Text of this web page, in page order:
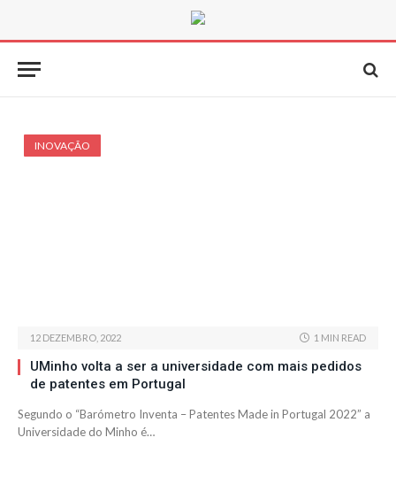
INOVAÇÃO
12 DEZEMBRO, 2022 1 MIN READ
UMinho volta a ser a universidade com mais pedidos
de patentes em Portugal
Segundo o “Barómetro Inventa – Patentes Made in Portugal 2022” a
Universidade do Minho é…